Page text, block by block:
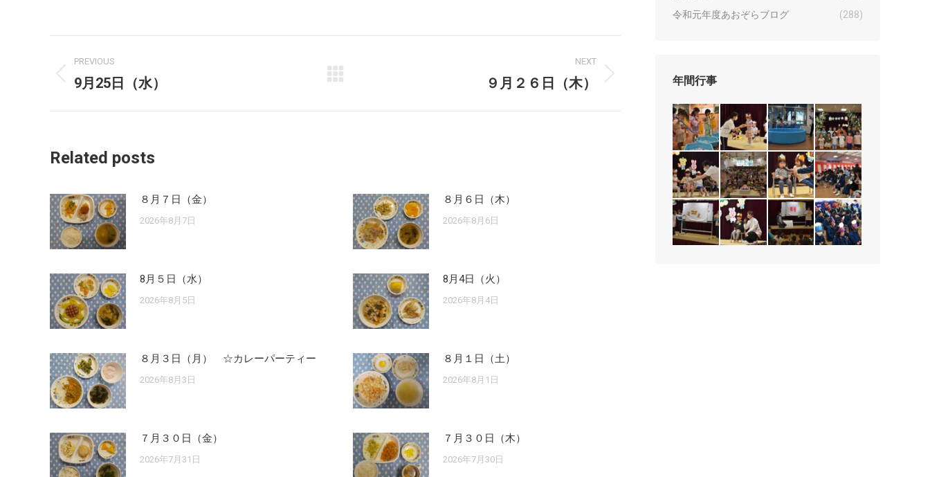
navigation
PREVIOUS
Previous
9月25日（水）
NEXT
９月２６日（木）
Related posts
８月７日（金）
2026年8月7日
８月６日（木）
2026年8月6日
8月５日（水）
2026年8月5日
8月4日（火）
2026年8月4日
８月３日（月） ☆カレーパーティー
2026年8月3日
８月１日（土）
2026年8月1日
７月３０日（金）
2026年7月31日
７月３０日（木）
2026年7月30日
令和元年度あおぞらブログ
(288)
年間行事